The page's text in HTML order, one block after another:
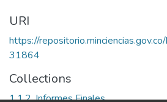
URI
https://
31864
Collections
1.1.2. Informes Finales